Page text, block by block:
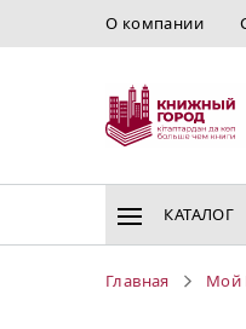
О компании
КАТАЛОГ
Главная Мой